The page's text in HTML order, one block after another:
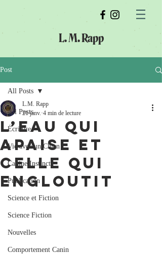
L. M. Rapp
Post
All Posts
Écriture
Vie avec un Chien
Canine Instincts
Publication
Science et Fiction
Science Fiction
Nouvelles
Comportement Canin
All Posts
L’eau qui
apaise et
celle qui
engloutit
L.M. Rapp
21 janv. 4 min de lecture